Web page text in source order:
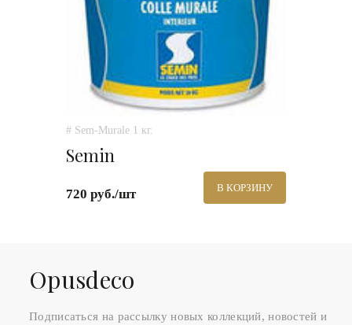
# Sem-Murale 1 кг.
Semin
720 руб./шт В КОРЗИНУ
Оpusdeco
Подписаться на рассылку новых коллекций, новостей и